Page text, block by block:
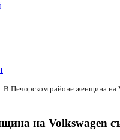
В Печорском районе женщина на
на Volkswagen